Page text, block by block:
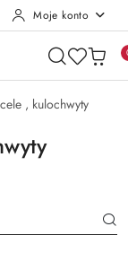
Moje konto
, kulochwyty